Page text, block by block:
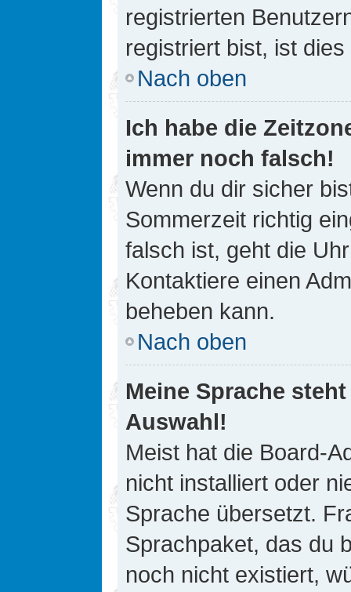
registrierten
registriert bist, ist
Nach oben
Ich habe die
immer noch falsch!
Wenn du dir sicher
Sommerzeit richtig
falsch ist, geht die
Kontaktiere einen
beheben kann.
Nach oben
Meine Sprache
Auswahl!
Meist hat die Board-
nicht installiert oder
Sprache übersetzt.
Sprachpaket, das du
noch nicht existiert,